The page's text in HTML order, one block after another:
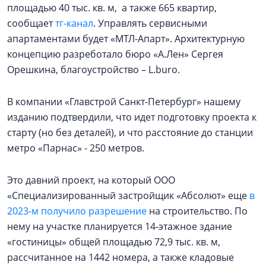
площадью 40 тыс. кв. м, а также 665 квартир,
сообщаеттг-канал. Управлять сервисными
апартаментами будет «МТЛ-Апарт». Архитектурную
концепцию разреботало бюро «А.Лен» Сергея
Орешкина, благоустройство – L.buro.
В компании «Главстрой Санкт-Петербург» нашему
изданию подтвердили, что идет подготовку проекта к
старту (но без деталей), и что расстояние до станции
метро «Парнас» - 250 метров.
Это давний проект, на который ООО
«Специализированный застройщик «Абсолют» еще в
2023-м получило разрешение на строительство. По
нему на участке планируется 14-этажное здание
«гостиницы» общей площадью 72,9 тыс. кв. м,
рассчитанное на 1442 номера, а также кладовые